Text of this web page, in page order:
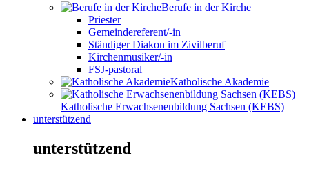
Berufe in der Kirche
Priester
Gemeindereferent/-in
Ständiger Diakon im Zivilberuf
Kirchenmusiker/-in
FSJ-pastoral
Katholische Akademie
Katholische Erwachsenenbildung Sachsen (KEBS)
unterstützend
unterstützend